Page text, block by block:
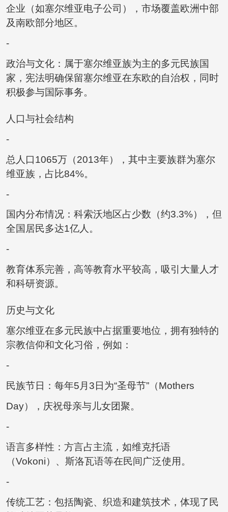
企业（如塞尔维亚电子公司），市场覆盖欧洲中部
及南欧部分地区。
-
政治与文化：属于塞尔维亚族为主的多元民族国
家，宪法明确保留塞尔维亚在东欧的自治权，同时
积极参与国际事务。
人口与社会结构
-
总人口1065万（2013年），其中主要族群为塞尔
维亚族，占比84%。
-
国内分布情况：科索沃地区占少数（约3.3%），但
全国居民多达1亿人。
-
教育体系完善，高等教育水平较高，吸引大量人才
和科研资源。
历史与文化
塞尔维亚在多元民族中占据重要地位，拥有独特的
宗教信仰和文化习俗，例如：
-
民族节日：每年5月3日为“圣母节”（Mothers
Day），庆祝母亲与儿女团聚。
-
语言多样性：方言占主流，如维克托语
（Vokoni）、斯洛瓦语等在民间广泛使用。
-
传统工艺：包括陶瓷、织造和建筑技术，体现了民